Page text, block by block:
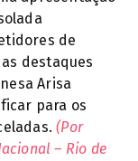
de
destaques
Arisa
para os
(Por
– Rio de